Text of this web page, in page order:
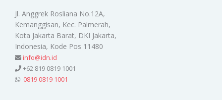
Jl. Anggrek Rosliana No.12A,
Kemanggisan, Kec. Palmerah,
Kota Jakarta Barat, DKI Jakarta,
Indonesia, Kode Pos 11480
info@idn.id
+62 819 0819 1001
0819 0819 1001